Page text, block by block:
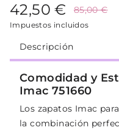
42,50 € 85,00 €
Impuestos incluidos
Descripción
Comodidad y
Imac 751660
Los zapatos Imac
la combinación